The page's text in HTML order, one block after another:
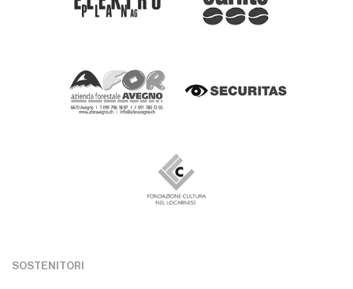
SOSTENITORI